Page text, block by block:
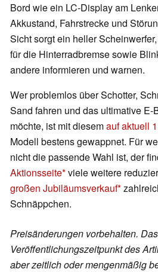
Bord wie ein LC-Display am
Akkustand, Fahrstrecke und
Sicht sorgt ein heller
für die Hinterradbremse sowie
andere informieren und warnen.
Wer problemlos über Schotter,
Sand fahren und das ultimative
möchte, ist mit diesemauf aktuell
Modell bestens gewappnet. Für
nicht die passende Wahl ist, der
Aktionsseite viele weitere
großen Jubiläumsverkauf
Schnäppchen.
Preisänderungen vorbehalten.
Veröffentlichungszeitpunkt des
aber zeitlich oder mengenmäßig